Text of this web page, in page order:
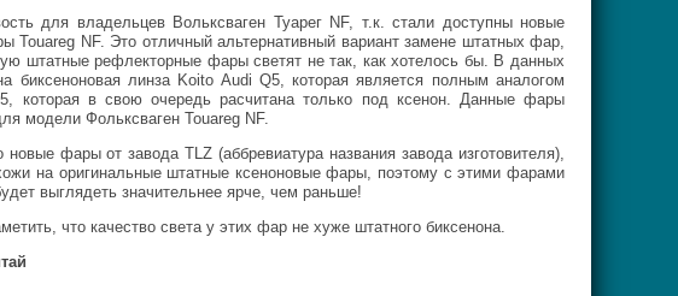
для владельцев Вольксваген Туарег NF, т.к. стали доступны новые
Touareg NF. Это отличный альтернативный вариант замене штатных фар,
штатные рефлекторные фары светят не так, как хотелось бы. В данных
биксеноновая линза Koito Audi Q5, которая является полным аналогом
которая в свою очередь расчитана только под ксенон. Данные фары
модели Фольксваген Touareg NF.
фары от завода TLZ (аббревиатура названия завода изготовителя),
на оригинальные штатные ксеноновые фары, поэтому с этими фарами
выглядеть значительнее ярче, чем раньше!
что качество света у этих фар не хуже штатного биксенона.